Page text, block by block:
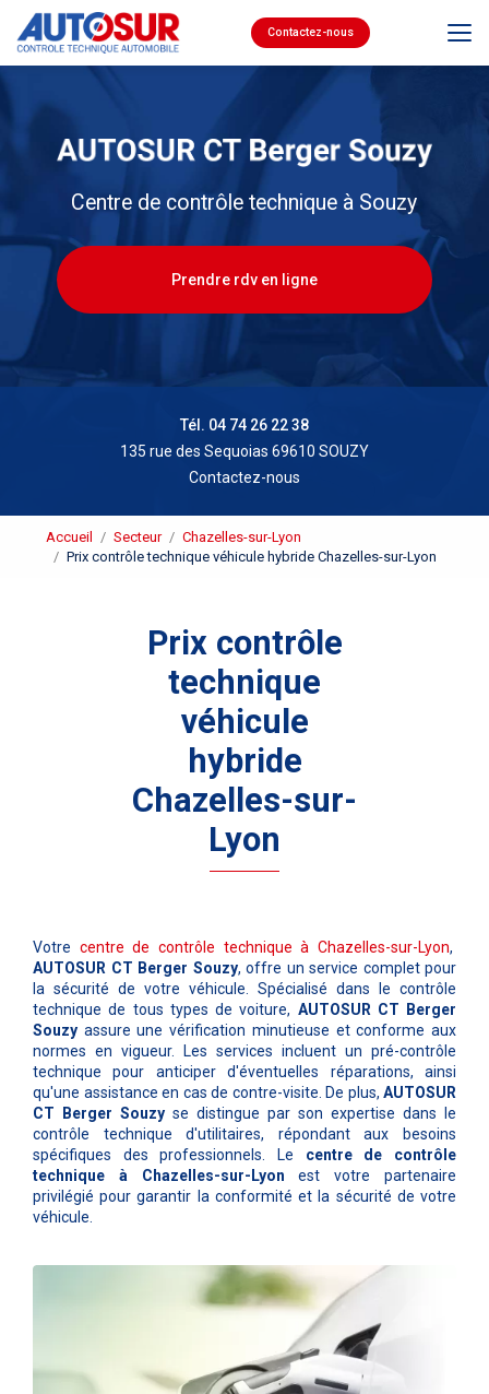
contenu
Contactez-nous
Centre de contrôle technique à Souzy
Prendre rdv en ligne
Tél. 04 74 26 22 38
135 rue des Sequoias 69610 SOUZY
Contactez-nous
Accueil Secteur
Chazelles-sur-Lyon
Prix contrôle technique véhicule hybride Chazelles-sur-Lyon
Prix contrôle
technique
véhicule
hybride
Chazelles-sur-
Lyon
Votre centre de contrôle technique à Chazelles-sur-Lyon,
AUTOSUR CT Berger Souzy, offre un service complet pour
la sécurité de votre véhicule. Spécialisé dans le contrôle
technique de tous types de voiture, AUTOSUR CT Berger
Souzy assure une vérification minutieuse et conforme aux
normes en vigueur. Les services incluent un pré-contrôle
technique pour anticiper d'éventuelles réparations, ainsi
qu'une assistance en cas de contre-visite. De plus, AUTOSUR
CT Berger Souzy se distingue par son expertise dans le
contrôle technique d'utilitaires, répondant aux besoins
spécifiques des professionnels. Le centre de contrôle
technique à Chazelles-sur-Lyon est votre partenaire
privilégié pour garantir la conformité et la sécurité de votre
véhicule.